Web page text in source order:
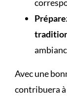
Avec une
contribuera